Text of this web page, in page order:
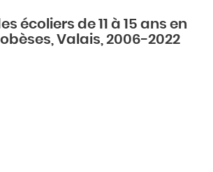
écoliers de 11 à 15 ans en
Valais, 2006-2022